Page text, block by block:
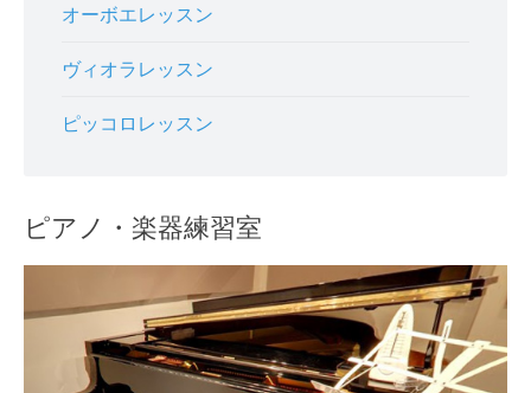
オーボエレッスン
ヴィオラレッスン
ピッコロレッスン
ピアノ・楽器練習室